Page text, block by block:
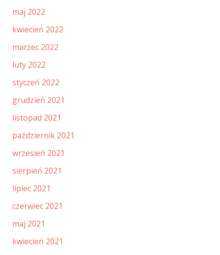
maj 2022
kwiecień 2022
marzec 2022
luty 2022
styczeń 2022
grudzień 2021
listopad 2021
październik 2021
wrzesień 2021
sierpień 2021
lipiec 2021
czerwiec 2021
maj 2021
kwiecień 2021